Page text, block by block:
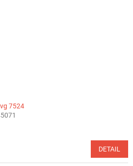
7524
DETAIL